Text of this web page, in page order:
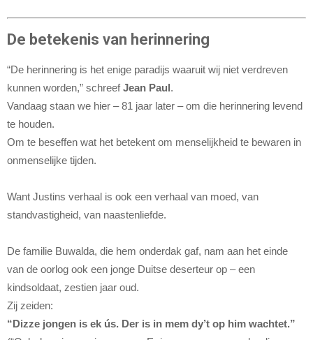
De betekenis van herinnering
“De herinnering is het enige paradijs waaruit wij niet verdreven
kunnen worden,” schreefJean Paul.
Vandaag staan we hier – 81 jaar later – om die herinnering levend
te houden.
Om te beseffen wat het betekent om menselijkheid te bewaren in
onmenselijke tijden.
Want Justins verhaal is ook een verhaal van moed, van
standvastigheid, van naastenliefde.
De familie Buwalda, die hem onderdak gaf, nam aan het einde
van de oorlog ook een jonge Duitse deserteur op – een
kindsoldaat, zestien jaar oud.
Zij zeiden:
“Dizze jongen is ek ús. Der is in mem dy’t op him wachtet.”